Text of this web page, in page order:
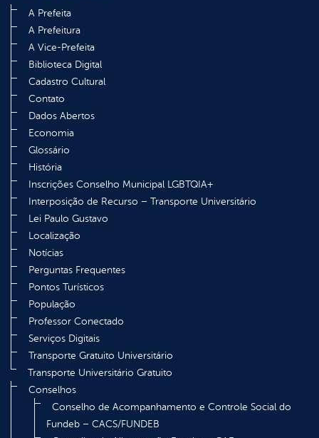
A Prefeita
A Prefeitura
A Vice-Prefeita
Biblioteca Digital
Cadastro Cultural
Contato
Dados Abertos
Economia
Glossário
História
Inscrições Conselho Municipal LGBTQIA+
Interposição de Recurso – Transporte Universitário
Lei Paulo Gustavo
Localização
Notícias
Perguntas Frequentes
Pontos Turísticos
População
Professor Conectado
Serviços Digitais
Transporte Gratuito Universitário
Transporte Universitário Gratuito
Conselhos
Conselho de Acompanhamento e Controle Social do
Fundeb – CACS/FUNDEB